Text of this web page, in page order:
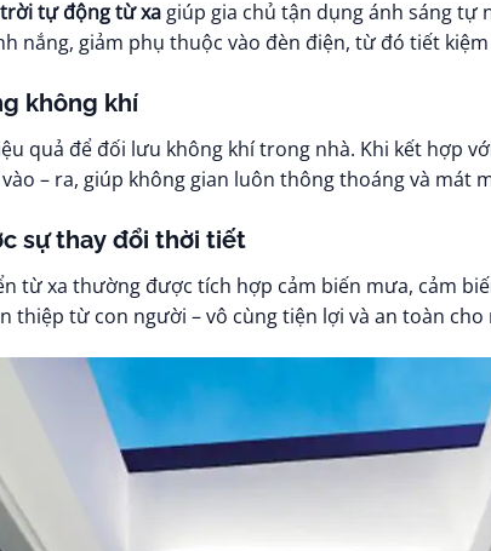
tự động từ xa giúp gia chủ tận dụng ánh sáng tự
nắng, giảm phụ thuộc vào đèn điện, từ đó tiết
không khí
quả để đối lưu không khí trong nhà. Khi kết hợp
– ra, giúp không gian luôn thông thoáng và mát
sự thay đổi thời tiết
từ xa thường được tích hợp cảm biến mưa, cảm
thiệp từ con người – vô cùng tiện lợi và an toàn